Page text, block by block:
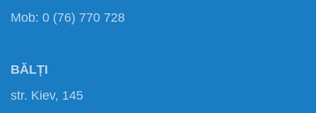
Mob: 0 (76) 770 728
BĂLȚI
str. Kiev, 145